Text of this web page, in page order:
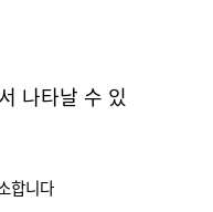
나타날 수 있
합니다